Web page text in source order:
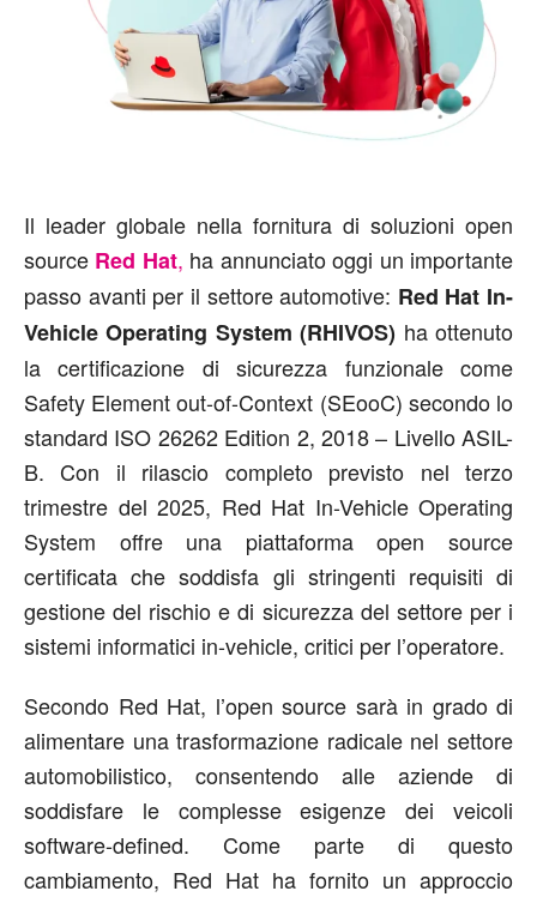
Il leader globale nella fornitura di soluzioni open
source Red Hat, ha annunciato oggi un importante
passo avanti per il settore automotive: Red Hat In-
Vehicle Operating System (RHIVOS) ha ottenuto
la certificazione di sicurezza funzionale come
Safety Element out-of-Context (SEooC) secondo lo
standard ISO 26262 Edition 2, 2018 – Livello ASIL-
B. Con il rilascio completo previsto nel terzo
trimestre del 2025, Red Hat In-Vehicle Operating
System offre una piattaforma open source
certificata che soddisfa gli stringenti requisiti di
gestione del rischio e di sicurezza del settore per i
sistemi informatici in-vehicle, critici per l’operatore.
Secondo Red Hat, l’open source sarà in grado di
alimentare una trasformazione radicale nel settore
automobilistico, consentendo alle aziende di
soddisfare le complesse esigenze dei veicoli
software-defined. Come parte di questo
cambiamento, Red Hat ha fornito un approccio